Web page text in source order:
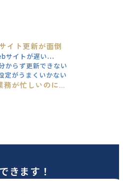
イト更新が面倒
サイトが遅い...
からず更新できない
定がうまくいかない
務が忙しいのに...
きます！